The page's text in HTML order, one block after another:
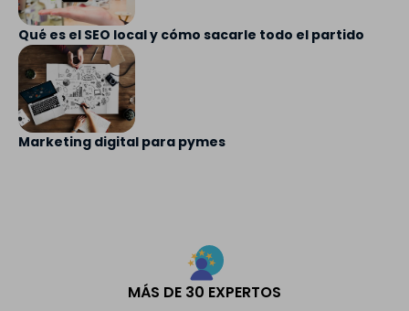
Qué es el SEO local y cómo sacarle todo el partido
Marketing digital para pymes
MÁS DE 30 EXPERTOS